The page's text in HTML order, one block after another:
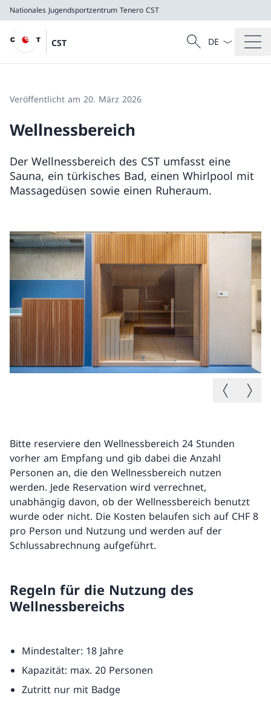
Nationales Jugendsportzentrum Tenero CST
CST
CST
Suche
Suche
Sprach
Veröffentlicht am 20. März 2026
Wellnessbereich
Der Wellnessbereich des CST umfasst eine
Sauna, ein türkisches Bad, einen Whirlpool mit
Massagedüsen sowie einen Ruheraum.
Vorheriges
Bitte reserviere den Wellnessbereich 24 Stunden
vorher am Empfang und gib dabei die Anzahl
Personen an, die den Wellnessbereich nutzen
werden. Jede Reservation wird verrechnet,
unabhängig davon, ob der Wellnessbereich benutzt
wurde oder nicht. Die Kosten belaufen sich auf CHF 8
pro Person und Nutzung und werden auf der
Schlussabrechnung aufgeführt.
Regeln für die Nutzung des
Wellnessbereichs
Mindestalter: 18 Jahre
Kapazität: max. 20 Personen
Zutritt nur mit Badge